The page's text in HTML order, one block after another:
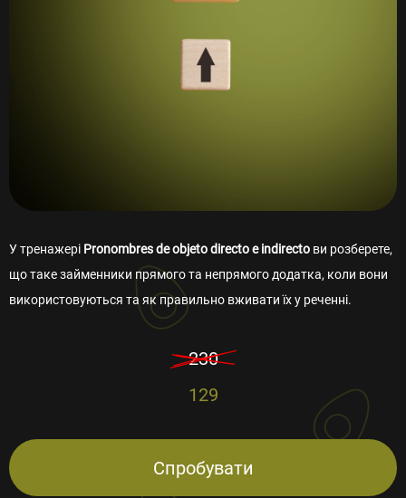
У тренажері Pronombres de objeto directo e indirecto ви розберете,
що таке займенники прямого та непрямого додатка, коли вони
використовуються та як правильно вживати їх у реченні.
230
129
Спробувати